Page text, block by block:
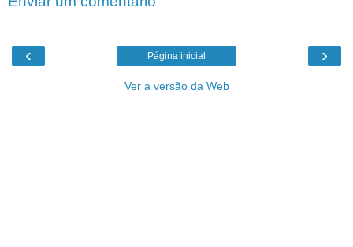
‹ ›
Página inicial
Ver a versão da Web